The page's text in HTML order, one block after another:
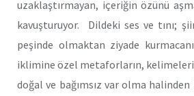
uzaklaştırmayan, içeriğin özünü
kavuşturuyor. Dildeki ses ve tını;
peşinde olmaktan ziyade
iklimine özel metaforların,
doğal ve bağımsız var olma halinden